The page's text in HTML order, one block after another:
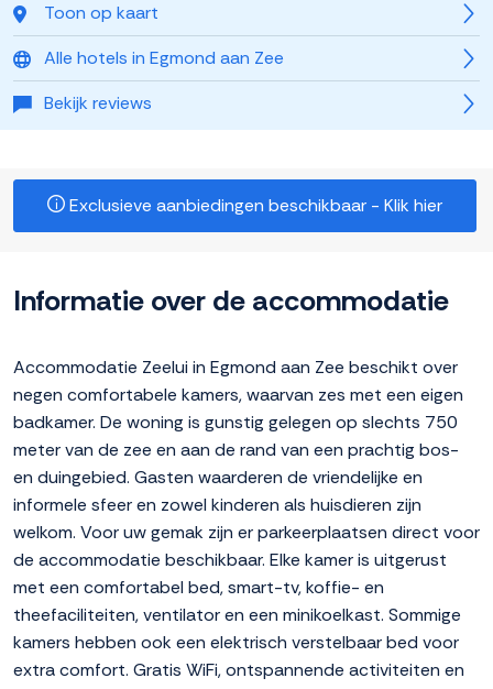
Toon op kaart
Alle hotels in Egmond aan Zee
Bekijk reviews
Exclusieve aanbiedingen beschikbaar - Klik hier
Informatie over de accommodatie
Accommodatie Zeelui in Egmond aan Zee beschikt over
negen comfortabele kamers, waarvan zes met een eigen
badkamer. De woning is gunstig gelegen op slechts 750
meter van de zee en aan de rand van een prachtig bos-
en duingebied. Gasten waarderen de vriendelijke en
informele sfeer en zowel kinderen als huisdieren zijn
welkom. Voor uw gemak zijn er parkeerplaatsen direct voor
de accommodatie beschikbaar. Elke kamer is uitgerust
met een comfortabel bed, smart-tv, koffie- en
theefaciliteiten, ventilator en een minikoelkast. Sommige
kamers hebben ook een elektrisch verstelbaar bed voor
extra comfort. Gratis WiFi, ontspannende activiteiten en